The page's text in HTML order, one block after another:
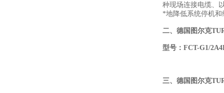
种现场连接电缆、
*地降低系统停机和
二、 德国图尔克
型号： FCT-G1/
三、 德国图尔克